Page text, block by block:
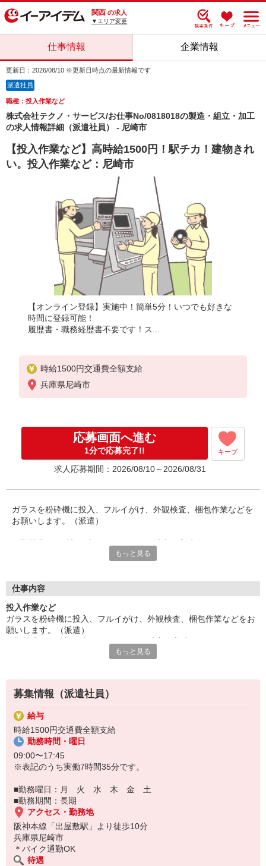
関西 の求人
▼エリア変更
仕事情報 企業情報
更新日：2026/08/10 ※更新日時点の最新情報です
派遣社員
職種：投入作業など
株式会社テクノ・サービス/お仕事No/0818018の製造・組立・加工
の求人情報詳細（派遣社員） - 尼崎市
【投入作業など】高時給1500円！駅チカ！建物きれ
い。投入作業など：尼崎市
【オンライン登録】実施中！簡単5分！いつでも好きな
時間に登録可能！
履歴書・職務経歴書不要です！ス...
時給1500円交通費全額支給
兵庫県尼崎市
応募画面へ進む
1分で応募完了!! キープ
求人応募期間：2026/08/10～2026/08/31
ガラスを粉砕機に投入、フルイがけ、外観検査、梱包作業などを
お願いします。（派遣）
■お友達紹介キャンペーン！デジタルギフト3000円分プレゼント
『テクノ・サービス』は、派遣業界大手スタッフサービスグルー
プです。
全国にあるお仕事の中から、一人ひとりのスキルや希望条件に応
じたお仕事をご案内します。
登録方法は、【オンライン】【電話】【登録会来場】の3つから
選べます♪
★★履歴書・証明写真は不要！★★
また、ご登録済の方はお仕事の紹介がスムーズです。
ご応募お待ちしています。
もっと見る
仕事内容
投入作業など
ガラスを粉砕機に投入、フルイがけ、外観検査、梱包作業などをお
願いします。（派遣）
もっと見る
募集情報（派遣社員）
給与
時給1500円交通費全額支給
勤務時間・曜日
09:00〜17:45
※表記のうち実働7時間35分です。
■勤務曜日：月 火 水 木 金 土
■勤務期間：長期
アクセス・勤務地
阪神本線「出屋敷駅」より徒歩10分
兵庫県尼崎市
＊バイク通勤OK
待遇